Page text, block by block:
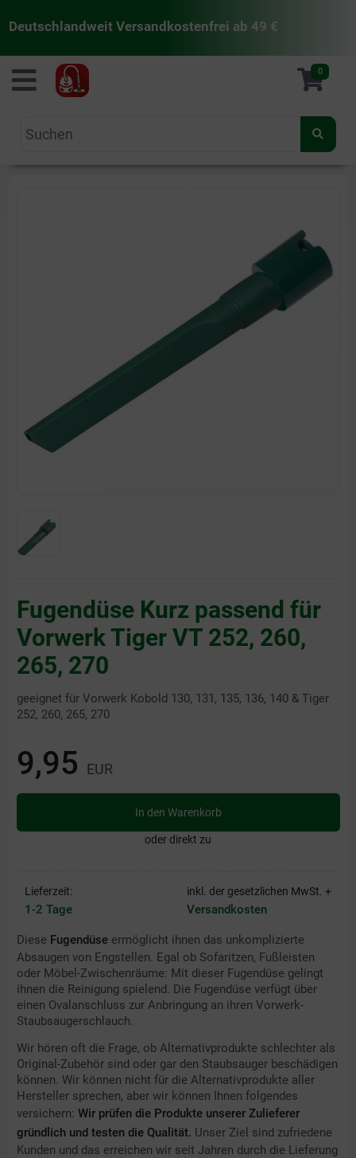
Deutschlandweit Versandkostenfrei ab 49 €
staubsaugermanufaktur 0
Fugendüse Kurz passend für
Vorwerk Tiger VT 252, 260,
265, 270
geeignet für Vorwerk Kobold 130, 131, 135, 136, 140 & Tiger
252, 260, 265, 270
9,95 EUR
In den Warenkorb
oder direkt zu
Lieferzeit:
1-2 Tage
inkl. der gesetzlichen MwSt. +
Versandkosten
Diese Fugendüseermöglicht ihnen das unkomplizierte
Absaugen von Engstellen. Egal ob Sofaritzen, Fußleisten
oder Möbel-Zwischenräume: Mit dieser Fugendüse gelingt
ihnen die Reinigung spielend. Die Fugendüse verfügt über
einen Ovalanschluss zur Anbringung an ihren Vorwerk-
Staubsaugerschlauch.
Wir hören oft die Frage, ob Alternativprodukte schlechter als
Original-Zubehör sind oder gar den Staubsauger beschädigen
können. Wir können nicht für die Alternativprodukte aller
Hersteller sprechen, aber wir können Ihnen folgendes
versichern: Wir prüfen die Produkte unserer Zulieferer
gründlich und testen die Qualität. Unser Ziel sind zufriedene
Kunden und das erreichen wir seit Jahren durch die Lieferung